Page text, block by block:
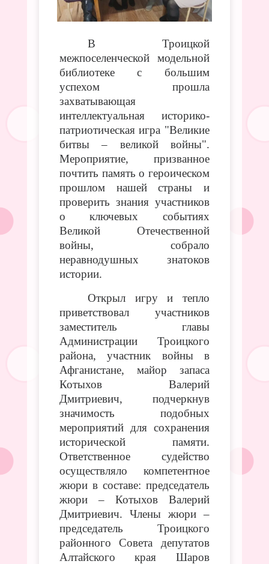
В Троицкой
межпоселенческой модельной
библиотеке с большим
успехом прошла
захватывающая
интеллектуальная историко-
патриотическая игра "Великие
битвы – великой войны".
Мероприятие, призванное
почтить память о героическом
прошлом нашей страны и
проверить знания участников
о ключевых событиях
Великой Отечественной
войны, собрало
неравнодушных знатоков
истории.
Открыл игру и тепло
приветствовал участников
заместитель главы
Администрации Троицкого
района, участник войны в
Афганистане, майор запаса
Котыхов Валерий
Дмитриевич, подчеркнув
значимость подобных
мероприятий для сохранения
исторической памяти.
Ответственное судейство
осуществляло компетентное
жюри в составе: председатель
жюри – Котыхов Валерий
Дмитриевич. Члены жюри –
председатель Троицкого
районного Совета депутатов
Алтайского края Шаров